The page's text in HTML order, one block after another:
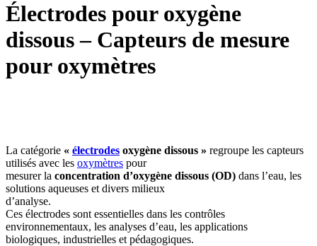
Électrodes pour oxygène
dissous – Capteurs de mesure
pour oxymètres
La catégorie « électrodes oxygène dissous » regroupe les capteurs
utilisés avec les oxymètres pour
mesurer la concentration d’oxygène dissous (OD) dans l’eau, les
solutions aqueuses et divers milieux
d’analyse.
Ces électrodes sont essentielles dans les contrôles
environnementaux, les analyses d’eau, les applications
biologiques, industrielles et pédagogiques.